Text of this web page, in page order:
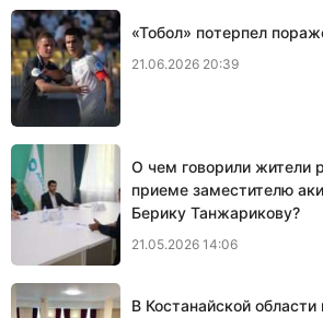
«Тобол» потерпел
21.06.2026 20:39
О чем говорили жители
приеме заместителю
Берику Танжарикову?
21.05.2026 14:06
В Костанайской области